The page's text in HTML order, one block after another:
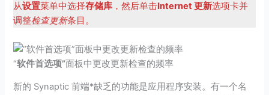
从设置菜单中选择存储库 ，然后单击Internet 更新选项卡并
调整检查更新条目。
“软件首选项”面板中更改更新检查的频率
新的 Synaptic 前端*缺乏的功能是应用程序安装。有一个名